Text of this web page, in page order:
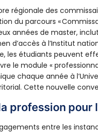
régionale des
du parcours «
années de master,
d’accès à l’Institut
les étudiants peuvent
le module «
chaque année à
Cette nouvelle
profession pour
entre les